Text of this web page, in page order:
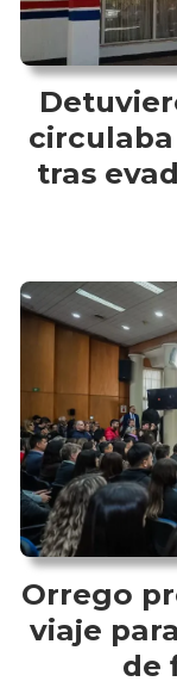
tras
Orrego
viaje
de